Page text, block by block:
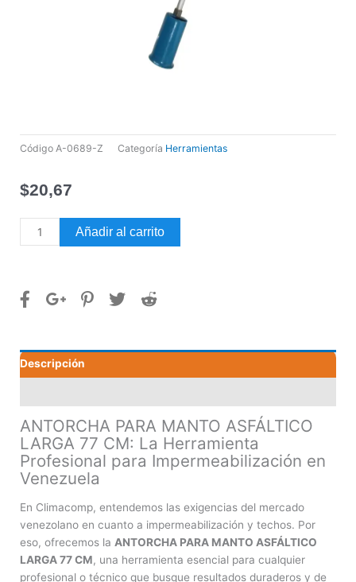
Código A-0689-Z Categoría Herramientas
$20,67
ANTORCHA
PARA
LARGA
cantidad
Añadir al carrito
Descripción
ANTORCHA PARA MANTO ASFÁLTICO
LARGA 77 CM: La Herramienta
Profesional para Impermeabilización en
Venezuela
En Climacomp, entendemos las exigencias del mercado
venezolano en cuanto a impermeabilización y techos. Por
eso, ofrecemos la ANTORCHA PARA MANTO ASFÁLTICO
LARGA 77 CM, una herramienta esencial para cualquier
profesional o técnico que busque resultados duraderos y de